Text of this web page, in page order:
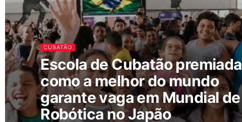
CUBATÃO
Escola de Cubatão premiada
como a melhor do mundo
garante vaga em Mundial de
Robótica no Japão